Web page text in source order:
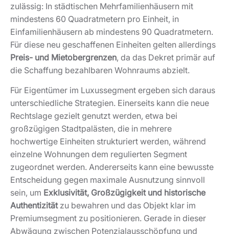
zulässig: In städtischen Mehrfamilienhäusern mit
mindestens 60 Quadratmetern pro Einheit, in
Einfamilienhäusern ab mindestens 90 Quadratmetern.
Für diese neu geschaffenen Einheiten gelten allerdings
Preis- und Mietobergrenzen, da das Dekret primär auf
die Schaffung bezahlbaren Wohnraums abzielt.
Für Eigentümer im Luxussegment ergeben sich daraus
unterschiedliche Strategien. Einerseits kann die neue
Rechtslage gezielt genutzt werden, etwa bei
großzügigen Stadtpalästen, die in mehrere
hochwertige Einheiten strukturiert werden, während
einzelne Wohnungen dem regulierten Segment
zugeordnet werden. Andererseits kann eine bewusste
Entscheidung gegen maximale Ausnutzung sinnvoll
sein, um Exklusivität, Großzügigkeit und historische
Authentizitätzu bewahren und das Objekt klar im
Premiumsegment zu positionieren. Gerade in dieser
Abwägung zwischen Potenzialausschöpfung und